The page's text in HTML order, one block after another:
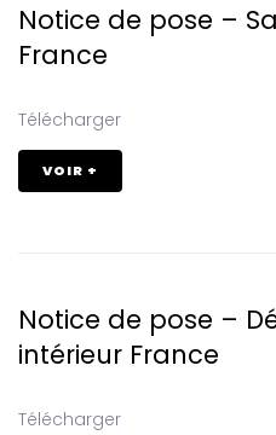
Notice de pose –
France
Télécharger
VOIR +
Notice de pose –
intérieur France
Télécharger